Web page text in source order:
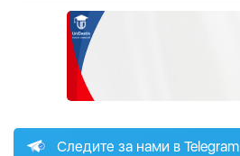
Следите за нами в Telegram